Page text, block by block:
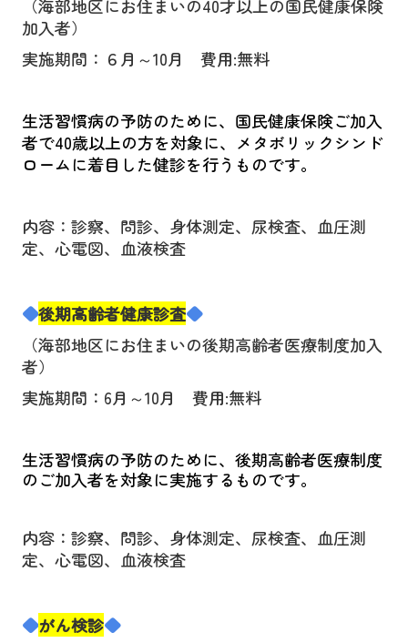
（海部地区にお住まいの40才以上の国民健康保険
加入者）
実施期間：６月～10月 費用:無料
生活習慣病の予防のために、国民健康保険ご加入
者で40歳以上の方を対象に、メタボリックシンド
ロームに着目した健診を行うものです。
内容：診察、問診、身体測定、尿検査、血圧測
定、心電図、血液検査
◆後期高齢者健康診査◆
（海部地区にお住まいの後期高齢者医療制度加入
者）
実施期間： 6月～10月 費用:無料
生活習慣病の予防のために、後期高齢者医療制度
のご加入者を対象に実施するものです。
内容：診察、問診、身体測定、尿検査、血圧測
定、心電図、血液検査
◆がん検診◆